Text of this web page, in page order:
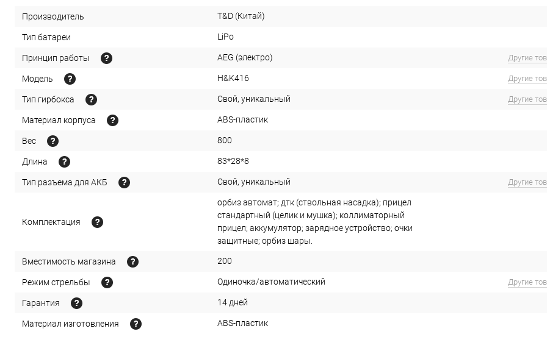
Производитель T&D (Китай)
Тип батареи LiPo
Принцип работы AEG (электро) Другие
Модель H&K416 Другие
Тип гирбокса Свой, уникальный Другие
Материал корпуса ABS-пластик
Вес 800
Длина 83*28*8
Тип разъема для АКБ Свой, уникальный Другие
Комплектация
орбиз автомат; дтк (ствольная насадка); прицел
стандартный (целик и мушка); коллиматорный
прицел; аккумулятор; зарядное устройство; очки
защитные; орбиз шары.
Вместимость магазина 200
Режим стрельбы Одиночка/автоматический Другие
Гарантия 14 дней
Материал изготовления ABS-пластик